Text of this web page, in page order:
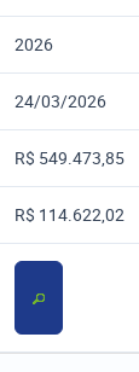
2026
24/03/2026
R$ 549.473,85
R$ 114.622,02